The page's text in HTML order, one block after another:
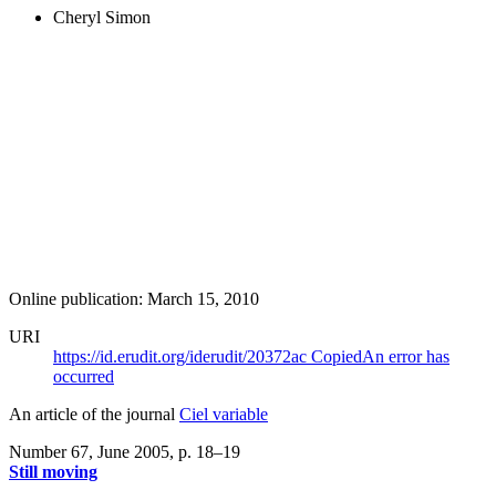
Cheryl Simon
Online publication: March 15, 2010
URI
https://id.erudit.org/iderudit/20372ac CopiedAn error has
occurred
An article of the journal Ciel variable
Number 67, June 2005, p. 18–19
Still moving